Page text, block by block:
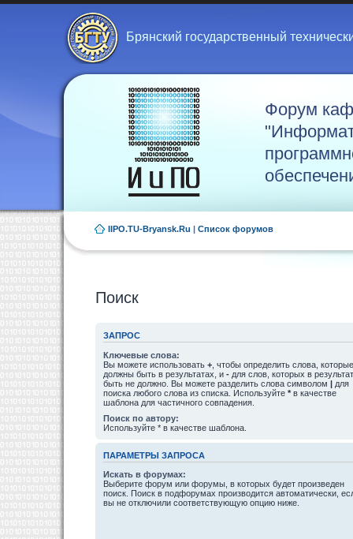
Брянский государственный
Форум
IIPO.TU-Bryansk.Ru | Список форумов
Поиск
ЗАПРОС
Ключевые слова:
Вы можете использовать + , чтобы определить слова, которые
должны быть в результатах, и - для слов, которых в
быть не должно. Вы можете разделить слова символом | для
поиска любого слова из списка. Используйте * в качестве
шаблона для частичного совпадения.
Поиск по автору:
Используйте * в качестве шаблона.
ПАРАМЕТРЫ ЗАПРОСА
Искать в форумах:
Выберите форум или форумы, в которых будет произведен
поиск. Поиск в подфорумах производится автоматически,
вы не отключили соответствующую опцию ниже.